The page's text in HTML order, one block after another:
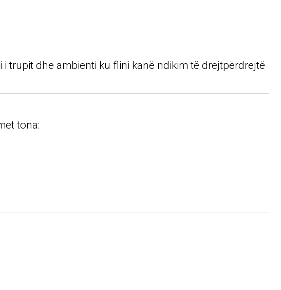
trupit dhe ambienti ku flini kanë ndikim të drejtpërdrejtë
tona: